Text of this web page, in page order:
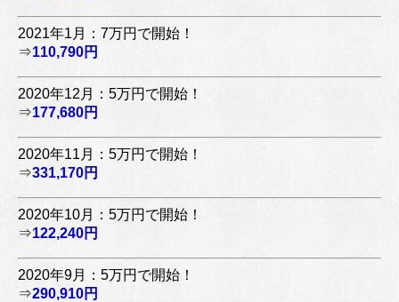
2021年1月：7万円で開始！
⇒110,790円
2020年12月：5万円で開始！
⇒177,680円
2020年11月：5万円で開始！
⇒331,170円
2020年10月：5万円で開始！
⇒122,240円
2020年9月：5万円で開始！
⇒290,910円